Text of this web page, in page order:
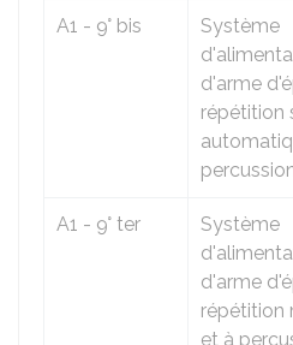
A1 - 9° bis
Système
d'arme
répétition
A1 - 9° ter
Système
d'arme
répétition
et à